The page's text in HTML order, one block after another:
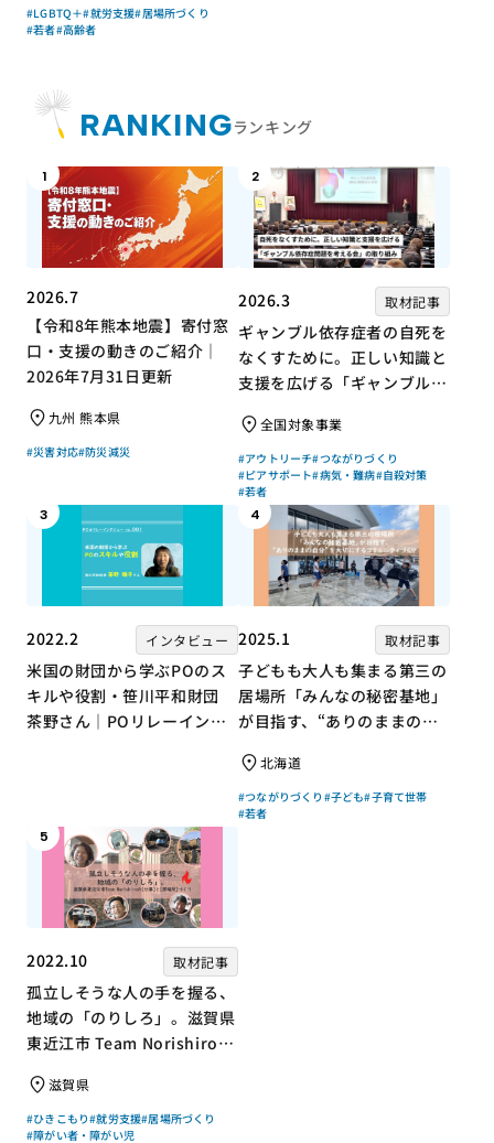
#LGBTQ＋#就労支援#居場所づくり
#若者#高齢者
RANKINGランキング
1
2026.7
【令和8年熊本地震】寄付窓
口・支援の動きのご紹介｜
2026年7月31日更新
九州 熊本県
#災害対応#防災減災
2
2026.3 取材記事
ギャンブル依存症者の自死を
なくすために。正しい知識と
支援を広げる「ギャンブル依
組み全国対象事業
#アウトリーチ#つながりづくり
#ピアサポート#病気・難病#自殺対策
#若者
3
2022.2 インタビュー
米国の財団から学ぶPOのス
キルや役割・笹川平和財団
茶野さん｜POリレーインタ
4
2025.1 取材記事
子どもも大人も集まる第三の
居場所「みんなの秘密基地」
が目指す、“ありのままの自
ィづくり
北海道
#つながりづくり #子ども#子育て世帯
#若者
5
2022.10 取材記事
孤立しそうな人の手を握る、
地域の「のりしろ」。滋賀県
東近江市 Team Norishiroの
滋賀県
#ひきこもり#就労支援#居場所づくり
#障がい者・障がい児